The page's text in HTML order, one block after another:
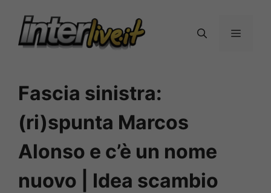
Menu
Fascia sinistra:
(ri)spunta Marcos
Alonso e c’è un nome
nuovo | Idea scambio